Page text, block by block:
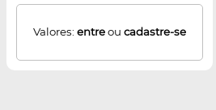
Valores: entreou cadastre-se